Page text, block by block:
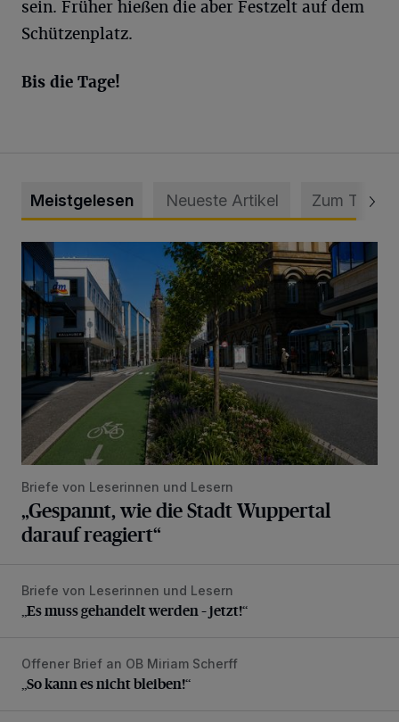
sein. Früher hießen die aber Festzelt auf dem
Schützenplatz.
Bis die Tage!
Meistgelesen Neueste Artikel Zum Thema
„Gespannt, wie die Stadt Wuppertal darauf reagiert“
Briefe von Leserinnen und Lesern
„Gespannt, wie die Stadt Wuppertal
darauf reagiert“
„Es muss gehandelt werden – jetzt!“
Briefe von Leserinnen und Lesern
„Es muss gehandelt werden – jetzt!“
„So kann es nicht bleiben!“
Offener Brief an OB Miriam Scherff
„So kann es nicht bleiben!“